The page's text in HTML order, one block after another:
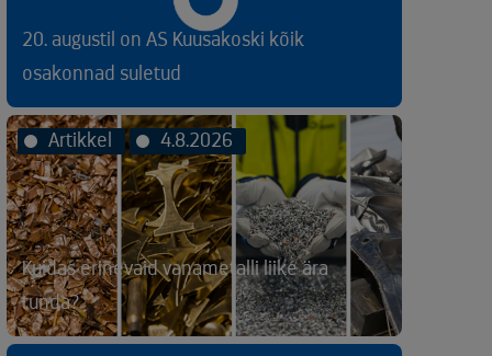
20. augustil on AS Kuusakoski kõik
osakonnad suletud
Artikkel 4.8.2026
Kuidas erinevaid vanametalli liike ära
tunda?